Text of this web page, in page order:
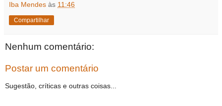
Iba Mendes às 11:46
Compartilhar
Nenhum comentário:
Postar um comentário
Sugestão, críticas e outras coisas...